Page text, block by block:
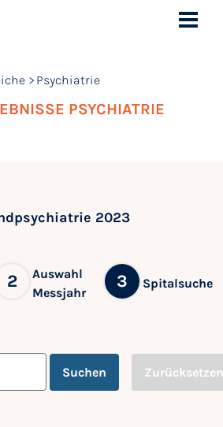
Psychiatrie
PSYCHIATRIE
2023
2
Auswahl
Messjahr
3 Spitalsuche
Suchen